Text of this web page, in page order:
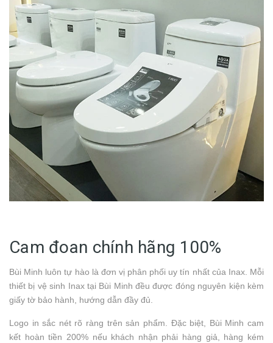
Cam đoan chính hãng 100%
Bùi Minh luôn tự hào là đơn vị phân phối uy tín nhất của Inax. Mỗi
thiết bị vệ sinh Inax tại Bùi Minh đều được đóng nguyên kiện kèm
giấy tờ bảo hành, hướng dẫn đầy đủ.
Logo in sắc nét rõ ràng trên sản phẩm. Đặc biệt, Bùi Minh cam
kết hoàn tiền 200% nếu khách nhận phải hàng giả, hàng kém